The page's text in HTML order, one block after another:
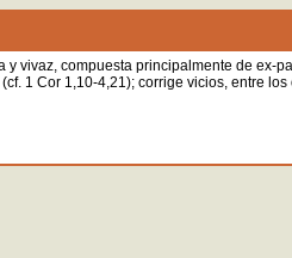
vivaz, compuesta principalmente de ex-
1 Cor 1,10-4,21); corrige vicios, entre